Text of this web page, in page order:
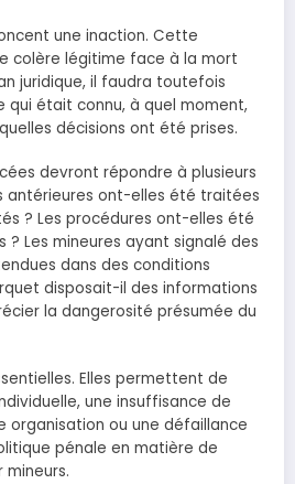
une inaction. Cette
colère légitime face à la mort
juridique, il faudra toutefois
qui était connu, à quel moment,
décisions ont été prises.
devront répondre à plusieurs
antérieures ont-elles été traitées
? Les procédures ont-elles été
Les mineures ayant signalé des
dans des conditions
disposait-il des informations
la dangerosité présumée du
Elles permettent de
une insuffisance de
organisation ou une défaillance
pénale en matière de
mineurs.